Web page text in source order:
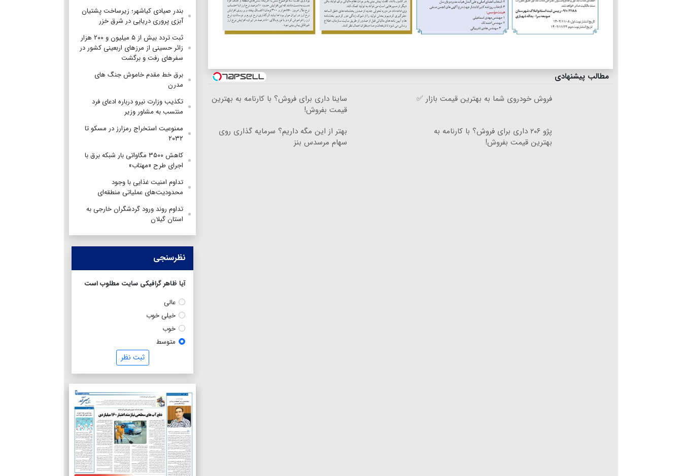
مطالب پیشنهادی
فروش خودروی شما به بهترین قیمت بازار ✅
ساینا داری برای فروش؟ با کارنامه به بهترین
قیمت بفروش!
پژو ۲۰۶ داری برای فروش؟ با کارنامه به
بهترین قیمت بفروش!
بهتر از این مگه داریم؟ سرمایه گذاری روی
سهام مرسدس بنز
بندر صیادی کیاشهر؛ زیرساخت پشتیان
آبزی پروری دریایی در شرق خزر
ثبت تردد بیش از ۵ میلیون و ۲۰۰ هزار
زائر حسینی از مرزهای اربعینی کشور در
سفرهای رفت و برگشت
برق خط مقدم خاموش جنگ های
مدرن
تکذیب وزارت نیرو درباره ادعای فرد
منتسب به مشاور وزیر
ممنوعیت استخراج رمزارز در مسکو تا
۲۰۳۲
کاهش ۳۵۰۰ مگاواتی بار شبکه برق با
اجرای طرح «مهتاب»
تداوم امنیت غذایی با وجود
محدودیت‌های عملیاتی منطقه‌ای
تداوم روند ورود گردشگران خارجی به
استان گیلان
نظرسنجی
آیا ظاهر گرافیکی سایت مطلوب است
عالی
خیلی خوب
خوب
متوسط
ثبت نظر